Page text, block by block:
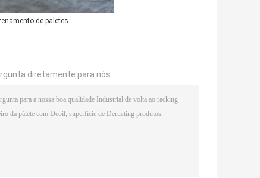
de paletes
diretamente para nós